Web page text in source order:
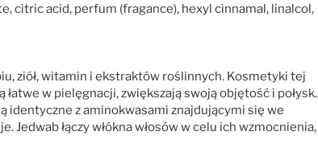
citric acid, perfum (fragance), hexyl cinnamal, linalcol,
ziół, witamin i ekstraktów roślinnych. Kosmetyki tej
w pielęgnacji, zwiększają swoją objętość i połysk.
identyczne z aminokwasami znajdującymi się we
Jedwab łączy włókna włosów w celu ich wzmocnienia,